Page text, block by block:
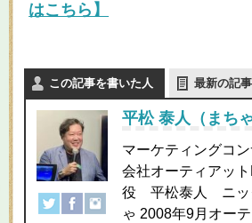
はこちら】
この記事を書いた人 最新の記事
平松 泰人（まちゃ
マーケティングコ
会社オーティアッ
役 平松泰人 ニッ
ゃ 2008年9月オー